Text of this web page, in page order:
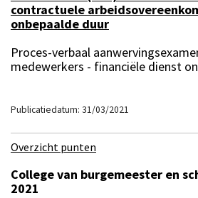
contractuele
onbepaalde duur
Proces-verbaal
medewerkers - financiële dienst
Publicatiedatum: 31/03/2021
Overzicht punten
College van burgemeester en
2021